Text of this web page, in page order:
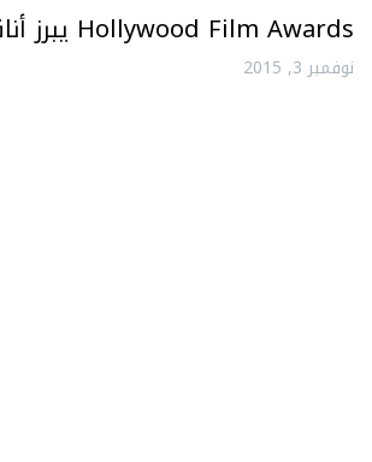
Hollywood Film Awards يبرز أناقة النجمات
نوفمبر 3, 2015